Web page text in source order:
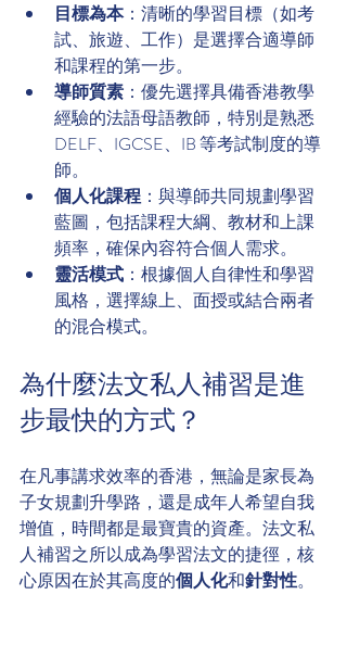
目標為本：清晰的學習目標（如考
試、旅遊、工作）是選擇合適導師
和課程的第一步。
導師質素 ：優先選擇具備香港教學
經驗的法語母語教師，特別是熟悉
DELF、IGCSE、IB 等考試制度的導
師。
個人化課程：與導師共同規劃學習
藍圖，包括課程大綱、教材和上課
頻率，確保內容符合個人需求。
靈活模式 ：根據個人自律性和學習
風格，選擇線上、面授或結合兩者
的混合模式。
為什麼法文私人補習是進
步最快的方式？
在凡事講求效率的香港，無論是家長為
子女規劃升學路，還是成年人希望自我
增值，時間都是最寶貴的資產。法文私
人補習之所以成為學習法文的捷徑，核
心原因在於其高度的個人化和針對性。